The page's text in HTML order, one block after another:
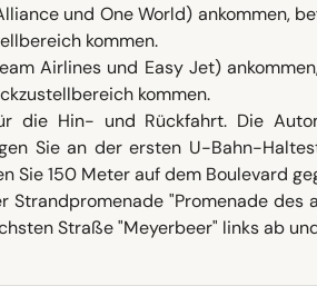
und One World) ankommen,
kommen.
Airlines und Easy Jet)
kommen.
die Hin- und Rückfahrt. Die
Sie an der ersten U-Bahn-
Sie 150 Meter auf dem Boulevard
Strandpromenade "Promenade
Straße "Meyerbeer" links ab